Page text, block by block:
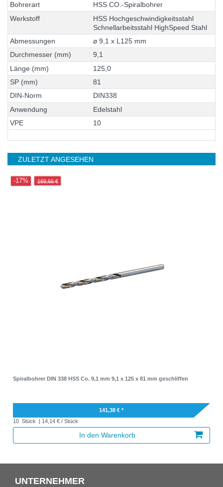
Bohrerart HSS CO. -Spiralbohrer
Werkstoff HSS Hochgeschwindigkeitsstahl
Schnellarbeitsstahl HighSpeed Stahl
Abmessungen ⌀ 9 1 x L 1 25 mm
Durchmesser (mm) 9,1
Länge (mm) 1 25, 0
SP (mm) 81
DIN-Norm DIN338
Anwendung Edelstahl
VPE 10
ZULETZT ANGESEHEN
-17%
Spiralbohrer DIN 338 HSS Co. 9,1 mm 9,1 x 125 x 81 mm geschliffen
169,66 €
141,38 € *
10 Stück | 14,14 € / Stück
In den Warenkorb
UNTERNEHMER